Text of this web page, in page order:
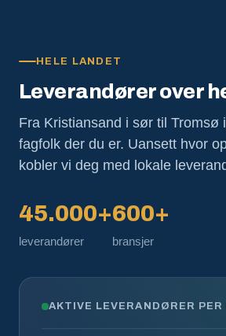
HELE LANDET
Leverandører over
Fra Kristiansand i sør til Tromsø
fagfolk der du er. Uansett hvor
kobler vi deg med lokale
45.000+
leverandører
600+
bransjer
AKTIVE LEVERANDØRER PER